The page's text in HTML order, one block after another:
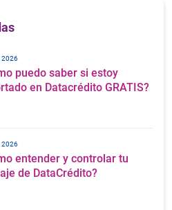
2026
puedo saber si estoy
en Datacrédito GRATIS?
2026
entender y controlar tu
de DataCrédito?